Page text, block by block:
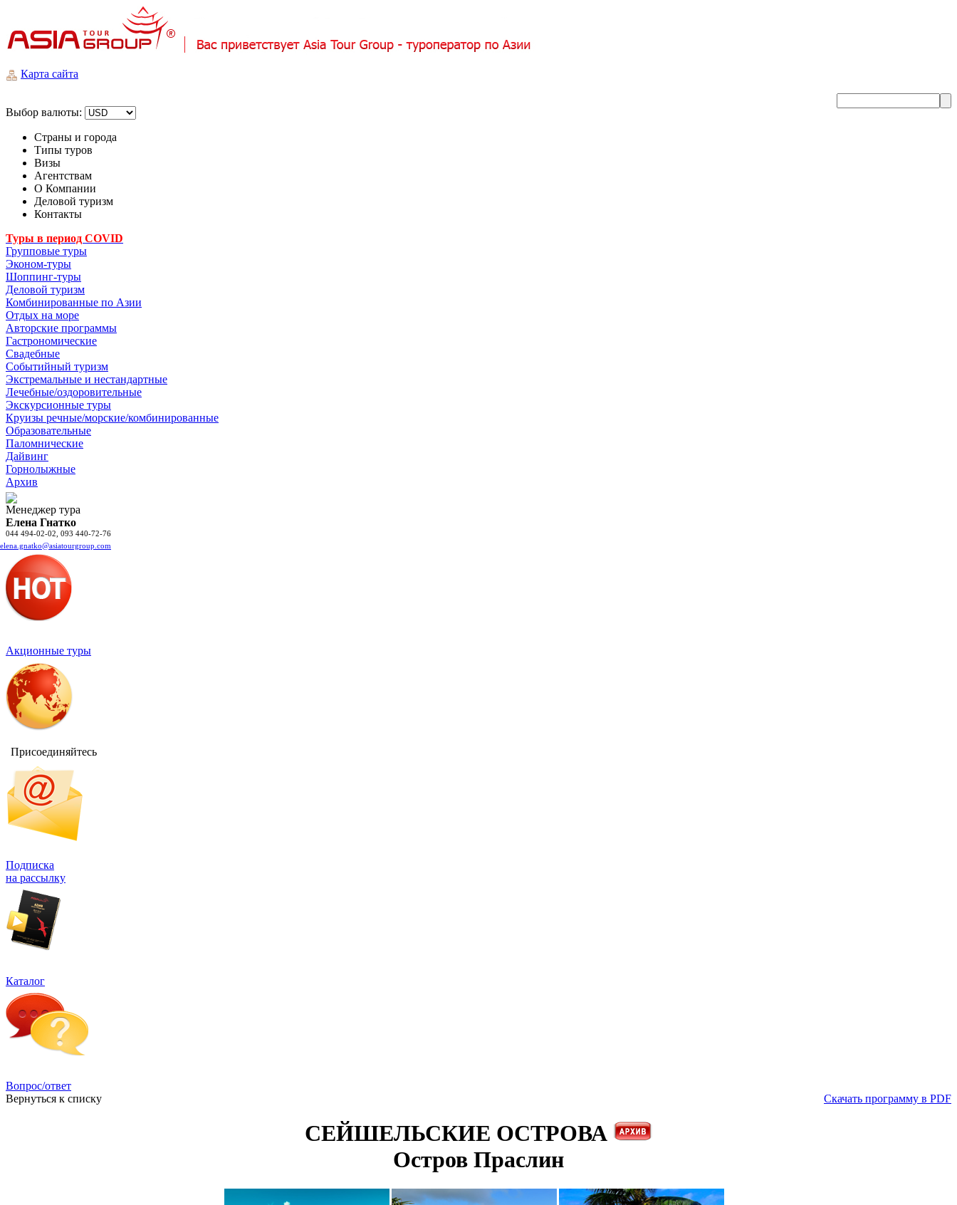
Карта сайта
Выбор валюты:
Страны и города
Типы туров
Визы
Агентствам
О Компании
Деловой туризм
Контакты
Туры в период COVID
Групповые туры
Эконом-туры
Шоппинг-туры
Деловой туризм
Комбинированные по Азии
Отдых на море
Авторские программы
Гастрономические
Свадебные
Событийный туризм
Экстремальные и нестандартные
Лечебные/оздоровительные
Экскурсионные туры
Круизы речные/морские/комбинированные
Образовательные
Паломнические
Дайвинг
Горнолыжные
Архив
Менеджер тура
Елена Гнатко
044 494-02-02, 093 440-72-76
elena.gnatko@asiatourgroup.com
Акционные туры
Присоединяйтесь
Подписка
на рассылку
Каталог
Вопрос/ответ
Вернуться к списку
Скачать программу в PDF
СЕЙШЕЛЬСКИЕ ОСТРОВА
Остров Праслин